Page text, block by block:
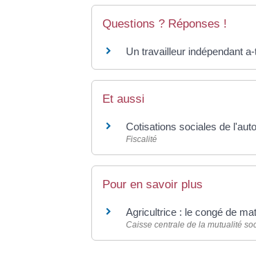
Questions ? Réponses !
Un travailleur indépendant
Et aussi
Cotisations sociales de
Fiscalité
Pour en savoir plus
Agricultrice : le congé de
Caisse centrale de la mutualité